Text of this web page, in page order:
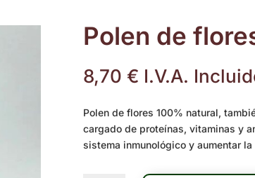
Polen de
8,70 € I.V.A.
Polen de flores 100% natural,
cargado de proteínas, vitaminas y
sistema inmunológico y aumentar la